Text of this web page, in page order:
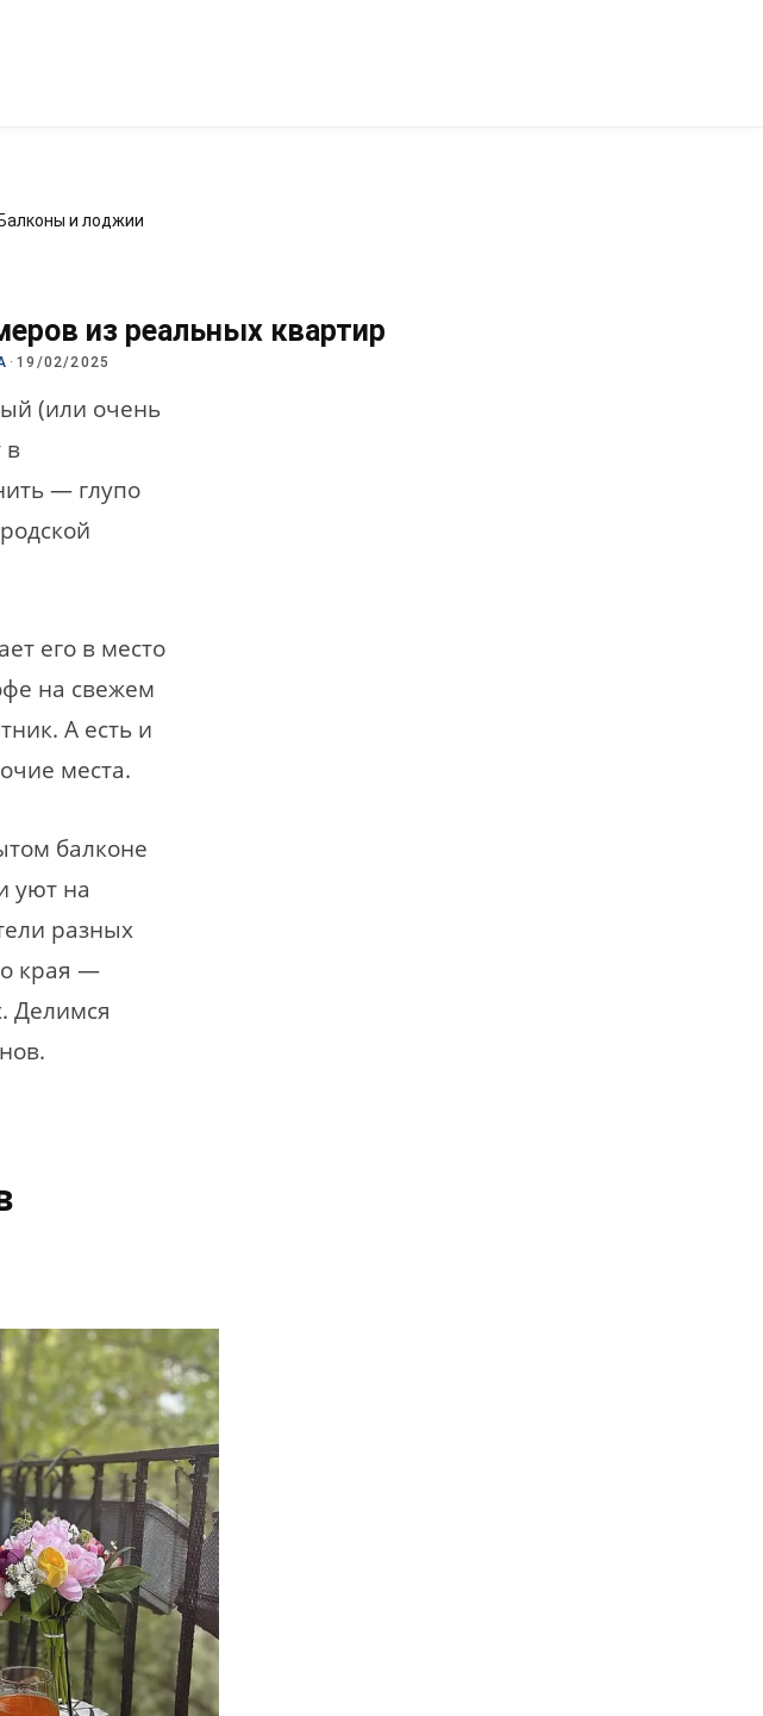
Балконы и лоджии
из реальных квартир
·19/02/2025
(или очень
в
— глупо
его в место
на свежем
А есть и
места.
балконе
уют на
разных
края —
Делимся